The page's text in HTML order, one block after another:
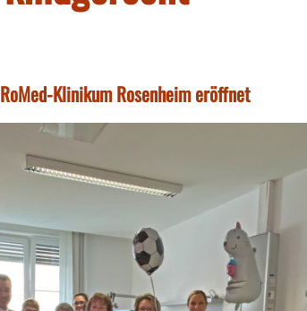
Klinikum Rosenheim eröffnet